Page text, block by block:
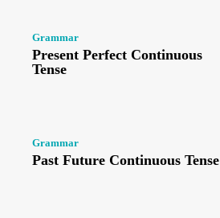
Grammar
Present Perfect Continuous
Tense
Grammar
Past Future Continuous Tense